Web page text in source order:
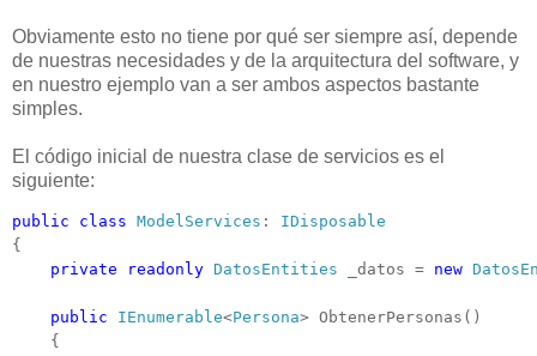
Obviamente esto no tiene por qué ser siempre así, depende
de nuestras necesidades y de la arquitectura del software, y
en nuestro ejemplo van a ser ambos aspectos bastante
simples.
El código inicial de nuestra clase de servicios es el
siguiente:
public class ModelServices : IDisposable
{
private
readonly DatosEntities _datos = new
public IEnumerable<Persona> ObtenerPersonas()
{